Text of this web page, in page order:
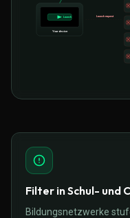
Launch
Your device
Launch request
Filter in Schul- und
Bildungsnetzwerke